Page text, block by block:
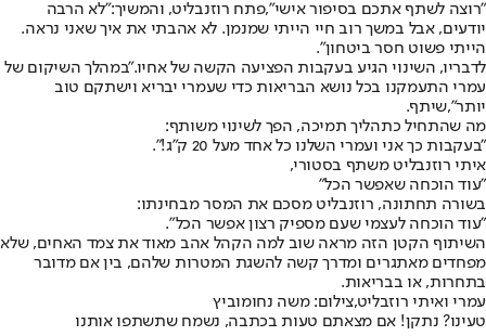
"רוצה לשתף אתכם בסיפור אישי",פתח רוזנבליט, והמשיך:"לא הרבה
יודעים, אבל במשך רוב חיי הייתי שמנמן. לא אהבתי את איך שאני נראה.
הייתי פשוט חסר ביטחון".
לדבריו, השינוי הגיע בעקבות הפציעה הקשה של אחיו."במהלך השיקום של
עמרי התעמקנו בכל נושא הבריאות כדי שעמרי יבריא וישתקם טוב
יותר",שיתף.
מה שהתחיל כתהליך תמיכה, הפך לשינוי משותף:
"בעקבות כך אני ועמרי השלנו כל אחד מעל 20 ק"ג!".
איתי רוזנבליט משתף בסטורי,
"עוד הוכחה שאפשר הכל"
בשורה תחתונה, רוזנבליט מסכם את המסר מבחינתו:
"עוד הוכחה לעצמי שעם מספיק רצון אפשר הכל".
השיתוף הקטן הזה מראה שוב למה הקהל אהב מאוד את צמד האחים, שלא
מפחדים מאתגרים ומדרך קשה להשגת המטרות שלהם, בין אם מדובר
בתחרות, או בבריאות.
עמרי ואיתי רוזבליט,צילום: משה נחומוביץ
טעינו? נתקן! אם מצאתם טעות בכתבה, נשמח שתשתפו אותנו